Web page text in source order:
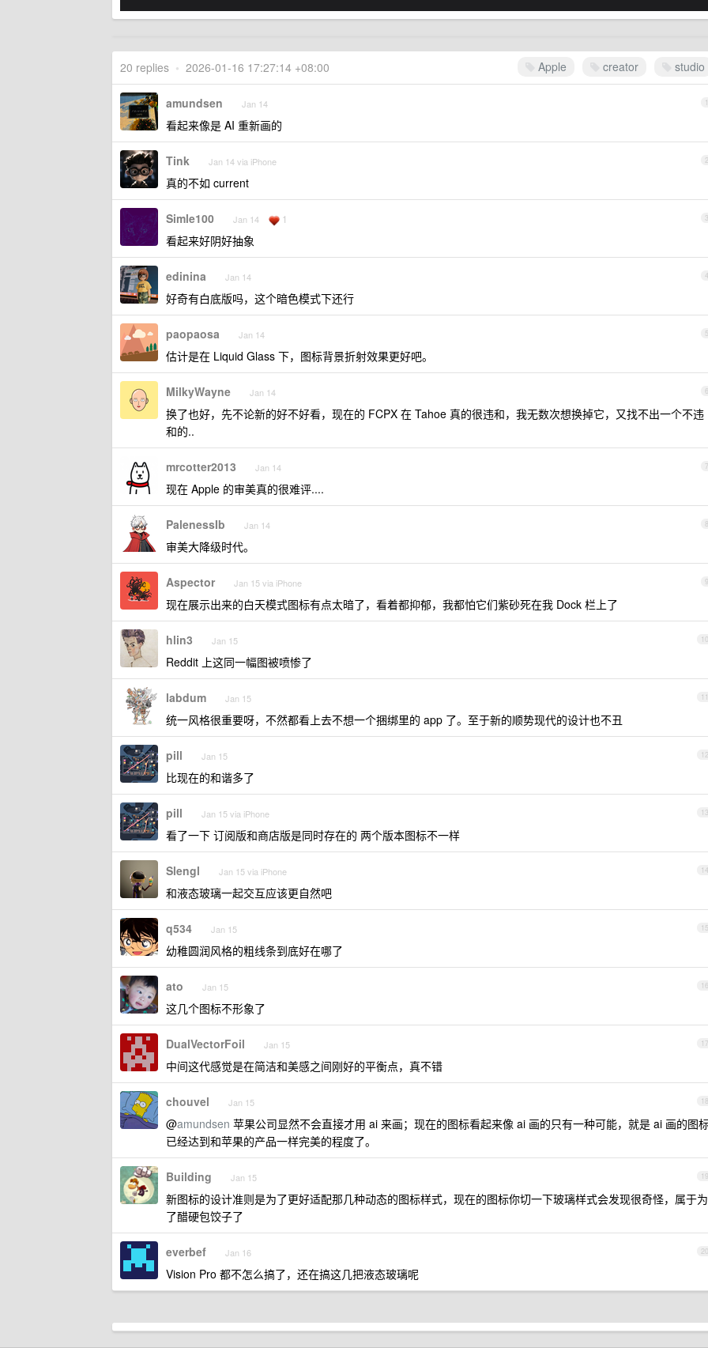
Apple creator studio
20 replies • 2026-01-16 17:27:14 +08:00
1
amundsen Jan 14
看起来像是 AI 重新画的
2
Tink Jan 14 via iPhone
真的不如 current
3
Simle100 Jan 14 1
看起来好阴好抽象
4
edinina Jan 14
好奇有白底版吗，这个暗色模式下还行
5
paopaosa Jan 14
估计是在 Liquid Glass 下，图标背景折射效果更好吧。
6
MilkyWayne Jan 14
换了也好，先不论新的好不好看，现在的 FCPX 在 Tahoe 真的很违和，我无数次想换掉它，又找不出一个不违
和的..
7
mrcotter2013 Jan 14
现在 Apple 的审美真的很难评....
8
PalenessIb Jan 14
审美大降级时代。
9
Aspector Jan 15 via iPhone
现在展示出来的白天模式图标有点太暗了，看着都抑郁，我都怕它们紫砂死在我 Dock 栏上了
10
hlin3 Jan 15
Reddit 上这同一幅图被喷惨了
11
labdum Jan 15
统一风格很重要呀，不然都看上去不想一个捆绑里的 app 了。至于新的顺势现代的设计也不丑
12
pill Jan 15
比现在的和谐多了
13
pill Jan 15 via iPhone
看了一下 订阅版和商店版是同时存在的 两个版本图标不一样
14
Slengl Jan 15 via iPhone
和液态玻璃一起交互应该更自然吧
15
q534 Jan 15
幼稚圆润风格的粗线条到底好在哪了
16
ato Jan 15
这几个图标不形象了
17
DualVectorFoil Jan 15
中间这代感觉是在简洁和美感之间刚好的平衡点，真不错
18
chouvel Jan 15
@amundsen 苹果公司显然不会直接才用 ai 来画；现在的图标看起来像 ai 画的只有一种可能，就是 ai 画的图
已经达到和苹果的产品一样完美的程度了。
19
Building Jan 15
新图标的设计准则是为了更好适配那几种动态的图标样式，现在的图标你切一下玻璃样式会发现很奇怪，属于为
了醋硬包饺子了
20
everbef Jan 16
Vision Pro 都不怎么搞了，还在搞这几把液态玻璃呢